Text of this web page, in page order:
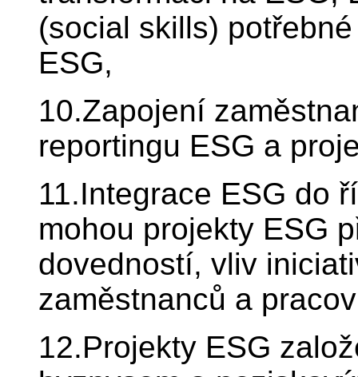
(social skills)
ESG,
10.Zapojení
reportingu ESG a
11.Integrace ESG do
mohou projekty ESG
dovedností, vliv
zaměstnanců a
12.Projekty ESG